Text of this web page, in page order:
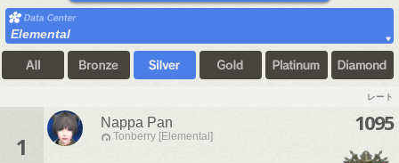
Elemental
レート
1
Nappa Pan
Tonberry [Elemental]
1095